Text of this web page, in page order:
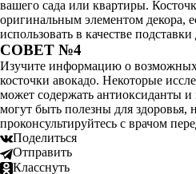
вашего сада или квартиры.
оригинальным элементом декора,
использовать в качестве
СОВЕТ №4
Изучите информацию о
косточки авокадо. Некоторые
может содержать антиоксиданты
могут быть полезны для здоровья,
проконсультируйтесь с врачом
Поделиться
Отправить
Класснуть